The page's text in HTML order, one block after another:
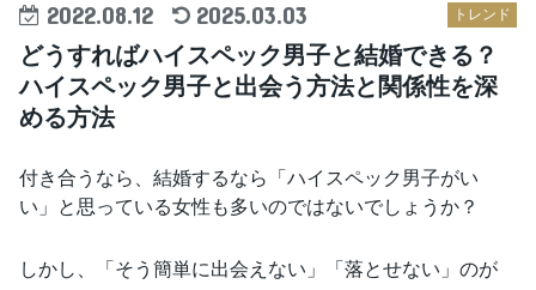
トレンド
2022.08.12 2025.03.03
どうすればハイスペック男子と結婚できる？
ハイスペック男子と出会う方法と関係性を深
める方法
付き合うなら、結婚するなら「ハイスペック男子がい
い」と思っている女性も多いのではないでしょうか？
しかし、「そう簡単に出会えない」「落とせない」のが